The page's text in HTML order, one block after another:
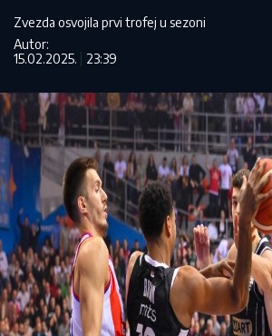
Zvezda osvojila prvi trofej u sezoni
Autor:
15.02.2025.
23:39